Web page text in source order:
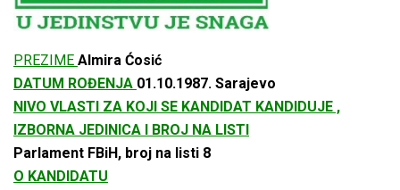
PREZIME Almira Ćosić
DATUM ROĐENJA 01.10.1987. Sarajevo
NIVO VLASTI ZA KOJI SE KANDIDAT KANDIDUJE ,
IZBORNA JEDINICA I BROJ NA LISTI
Parlament FBiH, broj na listi 8
O KANDIDATU